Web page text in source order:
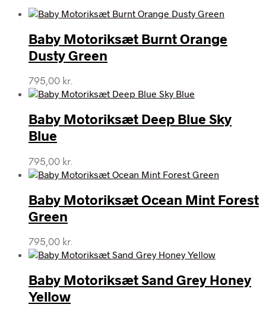
Baby Motoriksæt Burnt Orange
Dusty Green
795,00 kr.
Baby Motoriksæt Deep Blue Sky
Blue
795,00 kr.
Baby Motoriksæt Ocean Mint Forest
Green
795,00 kr.
Baby Motoriksæt Sand Grey Honey
Yellow